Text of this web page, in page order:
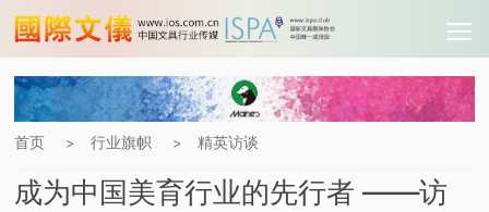
首页 > 行业旗帜 > 精英访谈
成为中国美育行业的先行者 ——访